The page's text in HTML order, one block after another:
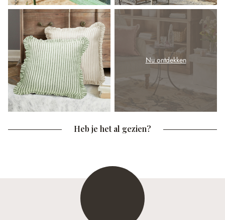
Nu ontdekken
Heb je het al gezien?